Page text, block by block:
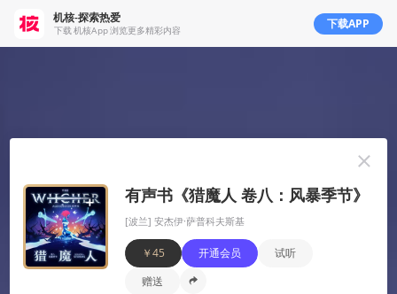
机核从2010年开始一直致力于分享游戏玩家的生活，以及深入探讨游戏相关的文化。我们开发原创的播客
以及视频节目，一直在不断寻找民间高质量的内容创作者。
我们坚信游戏不止是游戏，游戏中包含的科学，文化，历史等各个层面的知识和故事，它们同时也会辐射
到二次元甚至电影的领域，这些内容非常值得分享给热爱游戏的您。
机核-探索热爱
下载 机核App 浏览更多精彩内容 下载APP
有声书《猎魔人 卷八：风暴季节》
[波兰] 安杰伊·萨普科夫斯基
￥45 开通会员
试听
赠送